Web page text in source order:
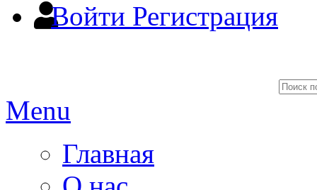
Войти Регистрация
Menu
Главная